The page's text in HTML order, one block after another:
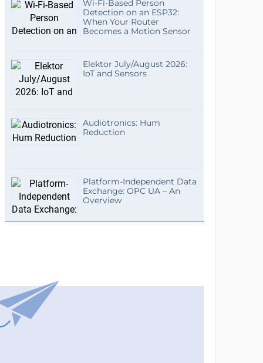
Wi-Fi-Based Person
Detection on an ESP32:
When Your Router
Becomes a Motion Sensor
Elektor July/August 2026:
IoT and Sensors
Audiotronics: Hum
Reduction
Platform-Independent Data
Exchange: OPC UA – An
Overview